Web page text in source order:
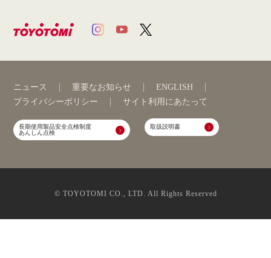
ニュース 重要なお知らせ
ENGLISH
プライバシーポリシー
サイト利用にあたって
長期使用製品安全点検制度
あんしん点検
取扱説明書
© TOYOTOMI CO., LTD. All Rights Reserved